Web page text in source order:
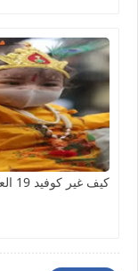
كيف غير كوفيد 19 العالم